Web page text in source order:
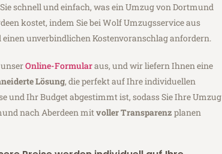
schnell und einfach, was ein Umzug von Dortmund
kostet, indem Sie bei Wolf Umzugsservice aus
unverbindlichen Kostenvoranschlag anfordern.
unserOnline-Formularaus, und wir liefern Ihnen eine
Lösung, die perfekt auf Ihre individuellen
und Ihr Budget abgestimmt ist, sodass Sie Ihre Umzug
nach Aberdeen mitvoller Transparenz planen